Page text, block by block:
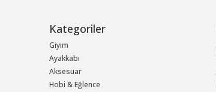
Kategoriler
Giyim
Ayakkabı
Aksesuar
Hobi & Eğlence